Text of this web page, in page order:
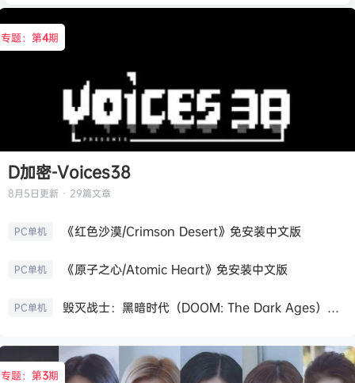
专题：第4期
D加密-Voices38
8月5日更新 · 29篇文章
PC单机 《红色沙漠/Crimson Desert》免安装中文版
PC单机 《原子之心/Atomic Heart》免安装中文版
PC单机 毁灭战士：黑暗时代（DOOM: The Dark Ages）免安装中文版
专题：第3期